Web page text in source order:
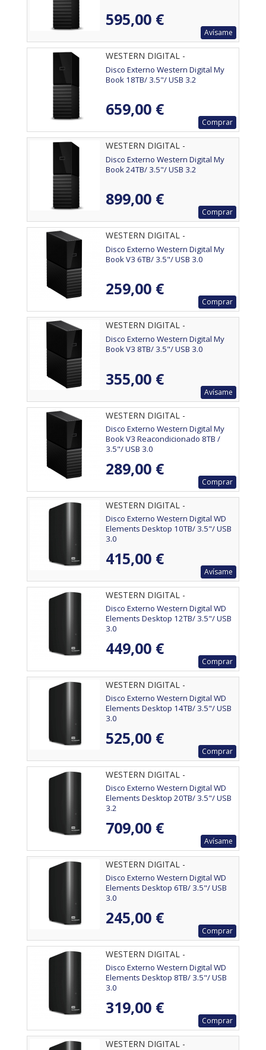
595,00 €
Avísame
WESTERN DIGITAL -
WDBBGB0180HBK-EESN
Disco Externo Western Digital My
Book 18TB/ 3.5"/ USB 3.2
659,00 €
Comprar
WESTERN DIGITAL -
WDBBGB0240HBK-EESN
Disco Externo Western Digital My
Book 24TB/ 3.5"/ USB 3.2
899,00 €
Comprar
WESTERN DIGITAL -
WDBBGB0060HBK-EESN
Disco Externo Western Digital My
Book V3 6TB/ 3.5"/ USB 3.0
259,00 €
Comprar
WESTERN DIGITAL -
WDBBGB0080HBK-EESN
Disco Externo Western Digital My
Book V3 8TB/ 3.5"/ USB 3.0
355,00 €
Avísame
WESTERN DIGITAL -
Disco Externo Western Digital My
Book V3 Reacondicionado 8TB /
3.5"/ USB 3.0
289,00 €
Comprar
WESTERN DIGITAL -
WDBWLG0100HBK-EESN
Disco Externo Western Digital WD
Elements Desktop 10TB/ 3.5"/ USB
3.0
415,00 €
Avísame
WESTERN DIGITAL -
WDBWLG0120HBK-EESN
Disco Externo Western Digital WD
Elements Desktop 12TB/ 3.5"/ USB
3.0
449,00 €
Comprar
WESTERN DIGITAL -
WDBWLG0140HBK-EESN
Disco Externo Western Digital WD
Elements Desktop 14TB/ 3.5"/ USB
3.0
525,00 €
Comprar
WESTERN DIGITAL -
WDBWLG0200HBK-EESN
Disco Externo Western Digital WD
Elements Desktop 20TB/ 3.5"/ USB
3.2
709,00 €
Avísame
WESTERN DIGITAL -
WDBWLG0060HBK-EESN
Disco Externo Western Digital WD
Elements Desktop 6TB/ 3.5"/ USB
3.0
245,00 €
Comprar
WESTERN DIGITAL -
WDBWLG0080HBK-EESN
Disco Externo Western Digital WD
Elements Desktop 8TB/ 3.5"/ USB
3.0
319,00 €
Comprar
WESTERN DIGITAL -